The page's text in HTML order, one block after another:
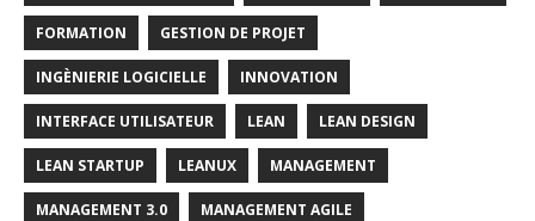
FORMATION GESTION DE PROJET
INGÈNIERIE LOGICIELLE INNOVATION
INTERFACE UTILISATEUR LEAN LEAN DESIGN
LEAN STARTUP LEANUX MANAGEMENT
MANAGEMENT 3.0 MANAGEMENT AGILE